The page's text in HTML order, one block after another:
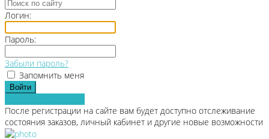
Логин:
Пароль:
Забыли пароль?
Запомнить меня
После регистрации на сайте вам будет доступно отслеживание
состояния заказов, личный кабинет и другие новые возможности